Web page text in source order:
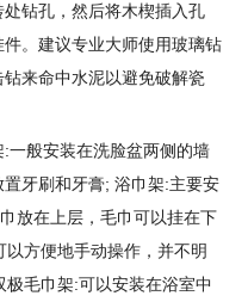
钻孔，然后将木楔插入孔
。建议专业大师使用玻璃钻
来命中水泥以避免破解瓷
一般安装在洗脸盆两侧的墙
牙刷和牙膏; 浴巾架:主要安
放在上层，毛巾可以挂在下
方便地手动操作，并不明
毛巾架:可以安装在浴室中